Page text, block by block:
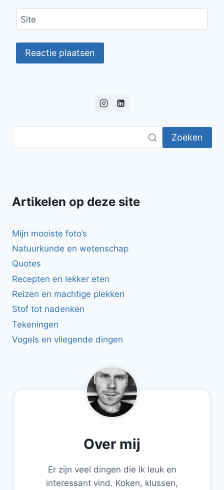
Site
Zoeken
Artikelen op deze site
Mijn mooiste foto’s
Natuurkunde en wetenschap
Quotes
Recepten en lekker eten
Reizen en machtige plekken
Stof tot nadenken
Tekeningen
Vogels en vliegende dingen
Over mij
Er zijn veel dingen die ik leuk en
interessant vind. Koken, klussen,